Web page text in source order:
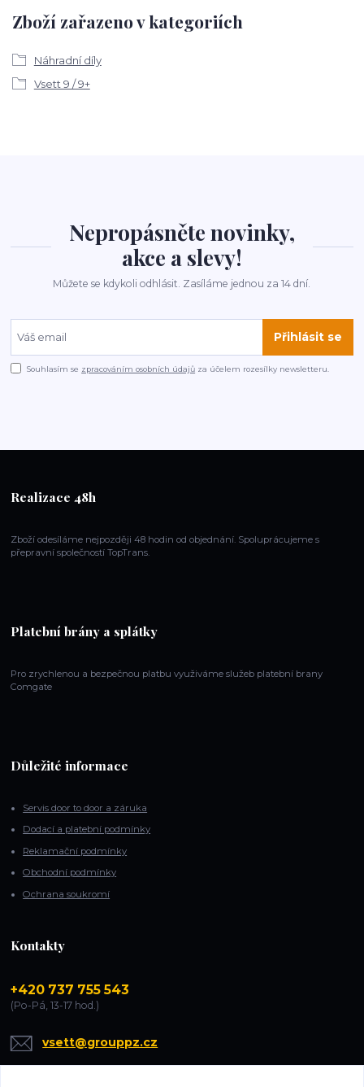
Zboží zařazeno v kategoriích
Náhradní díly
Vsett 9 / 9+
Nepropásněte novinky,
akce a slevy!
Můžete se kdykoli odhlásit. Zasíláme jednou za 14 dní.
Přihlásit se
Souhlasím se zpracováním osobních údajů za účelem rozesílky newsletteru.
Realizace 48h
Zboží odesíláme nejpozději 48 hodin od objednání. Spoluprácujeme s
přepravní společností TopTrans.
Platební brány a splátky
Pro zrychlenou a bezpečnou platbu využiváme služeb platební brany
Comgate
Důležité informace
Servis door to door a záruka
Dodací a platební podmínky
Reklamační podmínky
Obchodní podmínky
Ochrana soukromí
Kontakty
+420 737 755 543
(Po-Pá, 13-17 hod.)
vsett@grouppz.cz